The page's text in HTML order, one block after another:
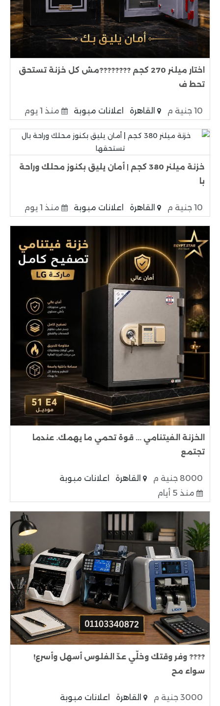
اختار ميلنر 270 كجم ????????مش كل خزنة تستحق
تحط ف
10 جنية م القاهرة اعلانات مبوبة منذ 1 يوم
خزنة ميلنر 380 كجم | أمان يليق بكنوز محلك وراحة
با
10 جنية م القاهرة اعلانات مبوبة منذ 1 يوم
الخزنة الفيتنامي ... قوة تحمي ما يهمك. عندما
تجتمع
8000 جنية م القاهرة
اعلانات مبوبة
منذ 5 أيام
???? وفر وقتك وخلّي عدّ الفلوس أسهل وأسرع!
سواء مح
3000 جنية م القاهرة
اعلانات مبوبة